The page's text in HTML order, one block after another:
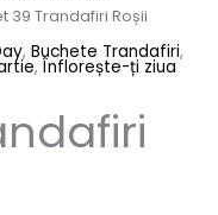
39 Trandafiri Roșii
, Buchete Trandafiri,
, Înflorește-ți ziua